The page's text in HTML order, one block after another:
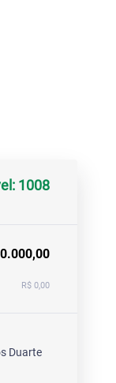
1008
R$ 0,00
Duarte